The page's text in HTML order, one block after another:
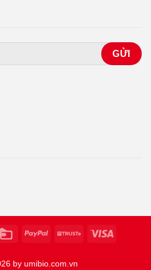
by umibio.com.vn